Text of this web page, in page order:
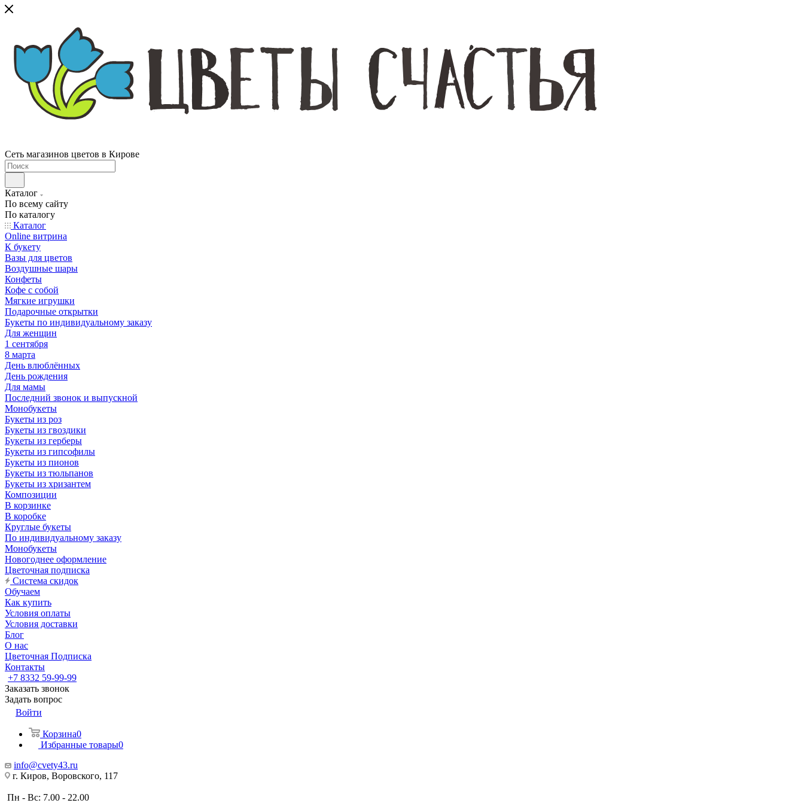
Сеть магазинов цветов в Кирове
Каталог
По всему сайту
По каталогу
Каталог
Online витрина
К букету
Вазы для цветов
Воздушные шары
Конфеты
Кофе с собой
Мягкие игрушки
Подарочные открытки
Букеты по индивидуальному заказу
Для женщин
1 сентября
8 марта
День влюблённых
День рождения
Для мамы
Последний звонок и выпускной
Монобукеты
Букеты из роз
Букеты из гвоздики
Букеты из герберы
Букеты из гипсофилы
Букеты из пионов
Букеты из тюльпанов
Букеты из хризантем
Композиции
В корзинке
В коробке
Круглые букеты
По индивидуальному заказу
Монобукеты
Новогоднее оформление
Цветочная подписка
Система скидок
Обучаем
Как купить
Условия оплаты
Условия доставки
Блог
О нас
Цветочная Подписка
Контакты
+7 8332 59-99-99
Заказать звонок
Задать вопрос
Войти
Корзина0
Избранные товары0
info@cvety43.ru
г. Киров, Воровского, 117
Пн - Вс: 7.00 - 22.00